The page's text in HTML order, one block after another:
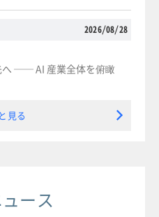
2026/08/28
へ ── AI 産業全体を俯瞰
見る
ース